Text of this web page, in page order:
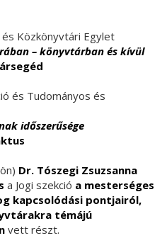
Közkönyvtári Egylet
– könyvtárban és kívül
és Tudományos és
időszerűsége
Dr. Tószegi Zsuzsanna
a Jogi szekció a mesterséges
kapcsolódási pontjairól,
témájú
vett részt.